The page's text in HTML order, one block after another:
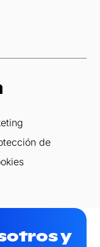
de
y